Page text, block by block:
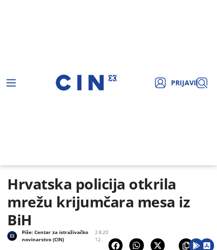
PRIJAVI
Hrvatska policija otkrila
mrežu krijumčara mesa iz
BiH
2.8.20
12.
Piše:Centar za istraživačko
novinarstvo (CIN)